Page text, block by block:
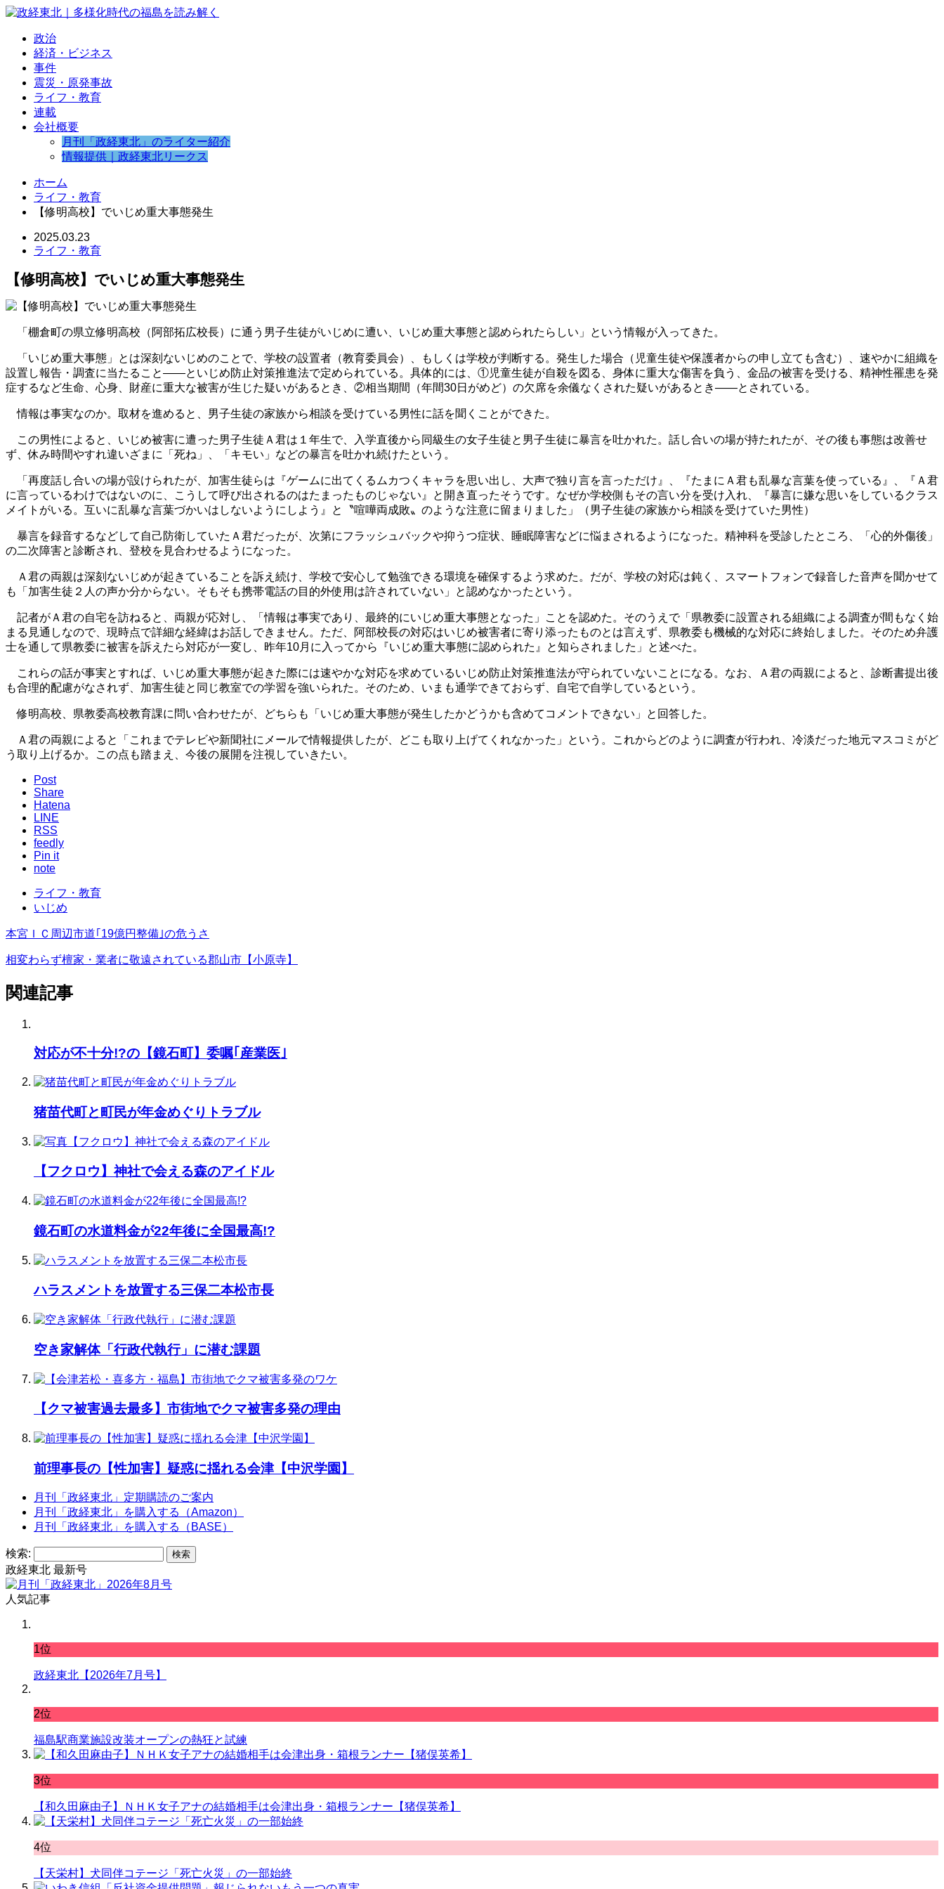
政治
経済・ビジネス
事件
震災・原発事故
ライフ・教育
連載
会社概要
月刊「政経東北」のライター紹介
情報提供｜政経東北リークス
ホーム
ライフ・教育
【修明高校】でいじめ重大事態発生
2025.03.23
ライフ・教育
【修明高校】でいじめ重大事態発生
「棚倉町の県立修明高校（阿部拓広校長）に通う男子生徒がいじめに遭い、いじめ重大事態と認められたらしい」という情報が入ってきた。
「いじめ重大事態」とは深刻ないじめのことで、学校の設置者（教育委員会）、もしくは学校が判断する。発生した場合（児童生徒や保護者からの申し立ても含む）、速やかに組織を
設置し報告・調査に当たること――といじめ防止対策推進法で定められている。具体的には、①児童生徒が自殺を図る、身体に重大な傷害を負う、金品の被害を受ける、精神性罹患を発
症するなど生命、心身、財産に重大な被害が生じた疑いがあるとき、②相当期間（年間30日がめど）の欠席を余儀なくされた疑いがあるとき――とされている。
情報は事実なのか。取材を進めると、男子生徒の家族から相談を受けている男性に話を聞くことができた。
この男性によると、いじめ被害に遭った男子生徒Ａ君は１年生で、入学直後から同級生の女子生徒と男子生徒に暴言を吐かれた。話し合いの場が持たれたが、その後も事態は改善せ
ず、休み時間やすれ違いざまに「死ね」、「キモい」などの暴言を吐かれ続けたという。
「再度話し合いの場が設けられたが、加害生徒らは『ゲームに出てくるムカつくキャラを思い出し、大声で独り言を言っただけ』、『たまにＡ君も乱暴な言葉を使っている』、『Ａ君
に言っているわけではないのに、こうして呼び出されるのはたまったものじゃない』と開き直ったそうです。なぜか学校側もその言い分を受け入れ、『暴言に嫌な思いをしているクラス
メイトがいる。互いに乱暴な言葉づかいはしないようにしよう』と〝喧嘩両成敗〟のような注意に留まりました」（男子生徒の家族から相談を受けていた男性）
暴言を録音するなどして自己防衛していたＡ君だったが、次第にフラッシュバックや抑うつ症状、睡眠障害などに悩まされるようになった。精神科を受診したところ、「心的外傷後」
の二次障害と診断され、登校を見合わせるようになった。
Ａ君の両親は深刻ないじめが起きていることを訴え続け、学校で安心して勉強できる環境を確保するよう求めた。だが、学校の対応は鈍く、スマートフォンで録音した音声を聞かせて
も「加害生徒２人の声か分からない。そもそも携帯電話の目的外使用は許されていない」と認めなかったという。
記者がＡ君の自宅を訪ねると、両親が応対し、「情報は事実であり、最終的にいじめ重大事態となった」ことを認めた。そのうえで「県教委に設置される組織による調査が間もなく始
まる見通しなので、現時点で詳細な経緯はお話しできません。ただ、阿部校長の対応はいじめ被害者に寄り添ったものとは言えず、県教委も機械的な対応に終始しました。そのため弁護
士を通して県教委に被害を訴えたら対応が一変し、昨年10月に入ってから『いじめ重大事態に認められた』と知らされました」と述べた。
これらの話が事実とすれば、いじめ重大事態が起きた際には速やかな対応を求めているいじめ防止対策推進法が守られていないことになる。なお、Ａ君の両親によると、診断書提出後
も合理的配慮がなされず、加害生徒と同じ教室での学習を強いられた。そのため、いまも通学できておらず、自宅で自学しているという。
修明高校、県教委高校教育課に問い合わせたが、どちらも「いじめ重大事態が発生したかどうかも含めてコメントできない」と回答した。
Ａ君の両親によると「これまでテレビや新聞社にメールで情報提供したが、どこも取り上げてくれなかった」という。これからどのように調査が行われ、冷淡だった地元マスコミがど
う取り上げるか。この点も踏まえ、今後の展開を注視していきたい。
Post
Share
Hatena
LINE
RSS
feedly
Pin it
note
ライフ・教育
いじめ
本宮ＩＣ周辺市道｢19億円整備｣の危うさ
相変わらず檀家・業者に敬遠されている郡山市【小原寺】
関連記事
対応が不十分!?の【鏡石町】委嘱｢産業医｣
猪苗代町と町民が年金めぐりトラブル
【フクロウ】神社で会える森のアイドル
鏡石町の水道料金が22年後に全国最高!?
ハラスメントを放置する三保二本松市長
空き家解体「行政代執行」に潜む課題
【クマ被害過去最多】市街地でクマ被害多発の理由
前理事長の【性加害】疑惑に揺れる会津【中沢学園】
月刊「政経東北」定期購読のご案内
月刊「政経東北」を購入する（Amazon）
月刊「政経東北」を購入する（BASE）
検索:
政経東北 最新号
人気記事
1位
政経東北【2026年7月号】
2位
福島駅商業施設改装オープンの熱狂と試練
3位
【和久田麻由子】ＮＨＫ女子アナの結婚相手は会津出身・箱根ランナー【猪俣英希】
4位
【天栄村】犬同伴コテージ「死亡火災」の一部始終